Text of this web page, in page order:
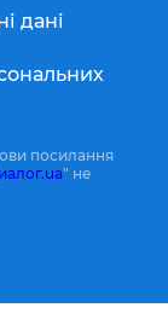
дані
посилання
" не